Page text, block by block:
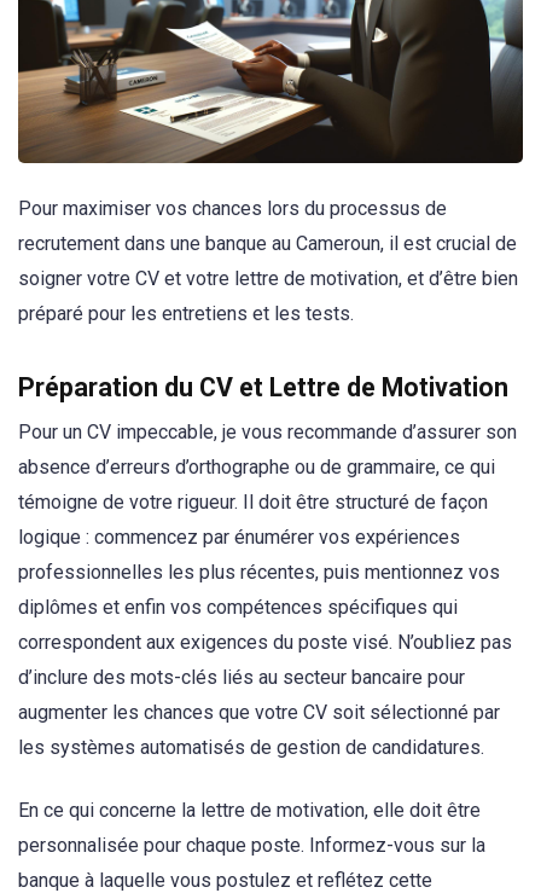
Pour maximiser vos chances lors du processus de
recrutement dans une banque au Cameroun, il est crucial de
soigner votre CV et votre lettre de motivation, et d’être bien
préparé pour les entretiens et les tests.
Préparation du CV et Lettre de Motivation
Pour un CV impeccable, je vous recommande d’assurer son
absence d’erreurs d’orthographe ou de grammaire, ce qui
témoigne de votre rigueur. Il doit être structuré de façon
logique : commencez par énumérer vos expériences
professionnelles les plus récentes, puis mentionnez vos
diplômes et enfin vos compétences spécifiques qui
correspondent aux exigences du poste visé. N’oubliez pas
d’inclure des mots-clés liés au secteur bancaire pour
augmenter les chances que votre CV soit sélectionné par
les systèmes automatisés de gestion de candidatures.
En ce qui concerne la lettre de motivation, elle doit être
personnalisée pour chaque poste. Informez-vous sur la
banque à laquelle vous postulez et reflétez cette